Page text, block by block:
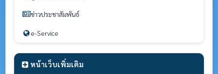
ข่าวประชาสัมพันธ์
e-Service
หน้าเว็บเพิ่มเติม